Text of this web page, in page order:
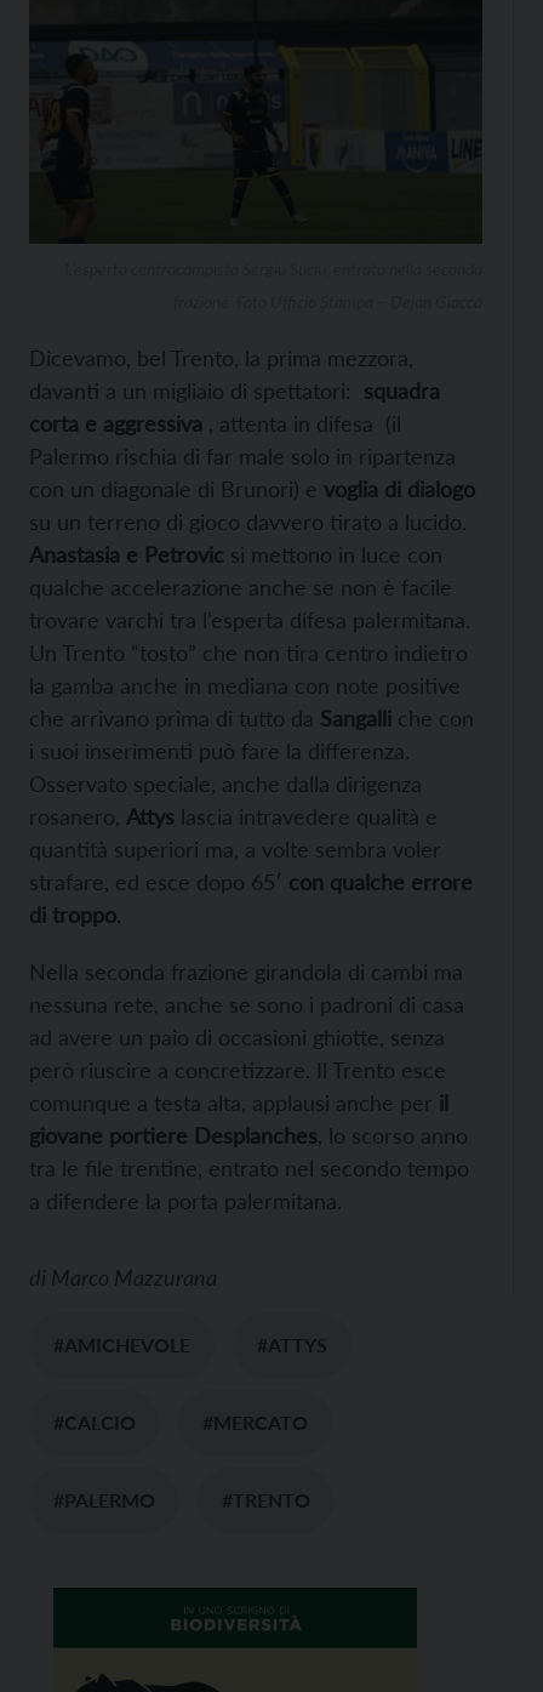
Dicevamo, bel Trento, la prima mezzora,
davanti a un migliaio di spettatori: squadra
corta e aggressiva , attenta in difesa (il
Palermo rischia di far male solo in ripartenza
con un diagonale di Brunori) e voglia di dialogo
su un terreno di gioco davvero tirato a lucido.
Anastasia e Petrovic si mettono in luce con
qualche accelerazione anche se non è facile
trovare varchi tra l’esperta difesa palermitana.
Un Trento “tosto” che non tira centro indietro
la gamba anche in mediana con note positive
che arrivano prima di tutto da Sangalli che con
i suoi inserimenti può fare la differenza.
Osservato speciale, anche dalla dirigenza
rosanero, Attys lascia intravedere qualità e
quantità superiori ma, a volte sembra voler
strafare, ed esce dopo 65′ con qualche errore
di troppo.
Nella seconda frazione girandola di cambi ma
nessuna rete, anche se sono i padroni di casa
ad avere un paio di occasioni ghiotte, senza
però riuscire a concretizzare. Il Trento esce
comunque a testa alta, applausi anche per il
giovane portiere Desplanches , lo scorso anno
tra le file trentine, entrato nel secondo tempo
a difendere la porta palermitana.
di Marco Mazzurana
#AMICHEVOLE #ATTYS
#CALCIO #MERCATO
#PALERMO #TRENTO